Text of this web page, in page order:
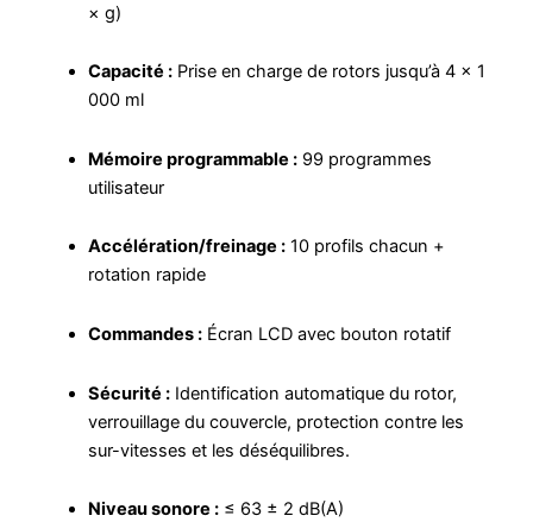
× g)
Capacité :Prise en charge de rotors jusqu’à 4 × 1
000 ml
Mémoire programmable :99 programmes
utilisateur
Accélération/freinage :10 profils chacun +
rotation rapide
Commandes :Écran LCD avec bouton rotatif
Sécurité :Identification automatique du rotor,
verrouillage du couvercle, protection contre les
sur-vitesses et les déséquilibres.
Niveau sonore :≤ 63 ± 2 dB(A)